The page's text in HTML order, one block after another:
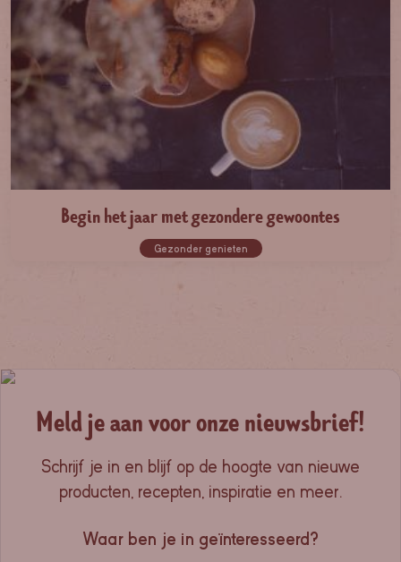
Begin het jaar met gezondere gewoontes
Gezonder genieten
Meld je aan voor onze nieuwsbrief!
Schrijf je in en blijf op de hoogte van nieuwe
producten, recepten, inspiratie en meer.
Waar ben je in geïnteresseerd?